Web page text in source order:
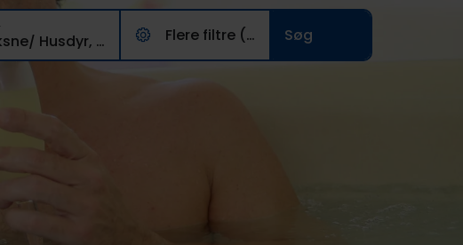
3 Voksne/ Husdyr, 0 børn , 0 husdyr Flere filtre (0)